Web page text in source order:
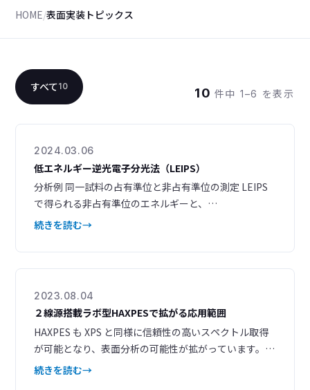
HOME/表面実装トピックス
すべて10 10 件中 1–6 を表示
2024.03.06
低エネルギー逆光電子分光法（LEIPS）
分析例 同一試料の占有準位と非占有準位の測定 LEIPS
で得られる非占有準位のエネルギーと、
UPS（Ultraviolet Photoelectron Spectroscopy）で
がわかります。LEIPS と UPS を相補的に組み合わせる
ことで、半導体試料の電子と空孔の両方の準位を知るこ
続きを読む
2023.08.04
２線源搭載ラボ型HAXPESで拡がる応用範囲
HAXPES も XPS と同様に信頼性の高いスペクトル取得
が可能となり、表面分析の可能性が拡がっています。検
出深さや軌道の選択範囲が広がり、さらに角度分解XPS
続きを読む